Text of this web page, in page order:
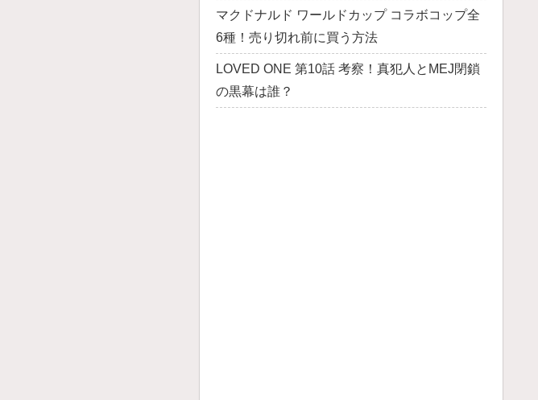
マクドナルド ワールドカップ コラボコップ全
6種！売り切れ前に買う方法
LOVED ONE 第10話 考察！真犯人とMEJ閉鎖
の黒幕は誰？